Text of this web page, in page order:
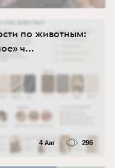
по животным:
ч...
4 Авг 296